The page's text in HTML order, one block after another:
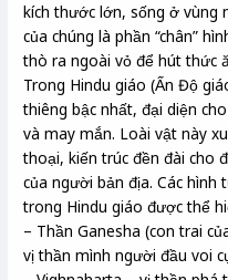
kích thước lớn, sống ở
của chúng là phần “chân”
thò ra ngoài vỏ để hút thức
Trong Hindu giáo (Ấn Độ
thiêng bậc nhất, đại diện
và may mắn. Loài vật này
thoại, kiến trúc đền đài cho
của người bản địa. Các
trong Hindu giáo được thể
– Thần Ganesha (con trai
vị thần mình người đầu voi